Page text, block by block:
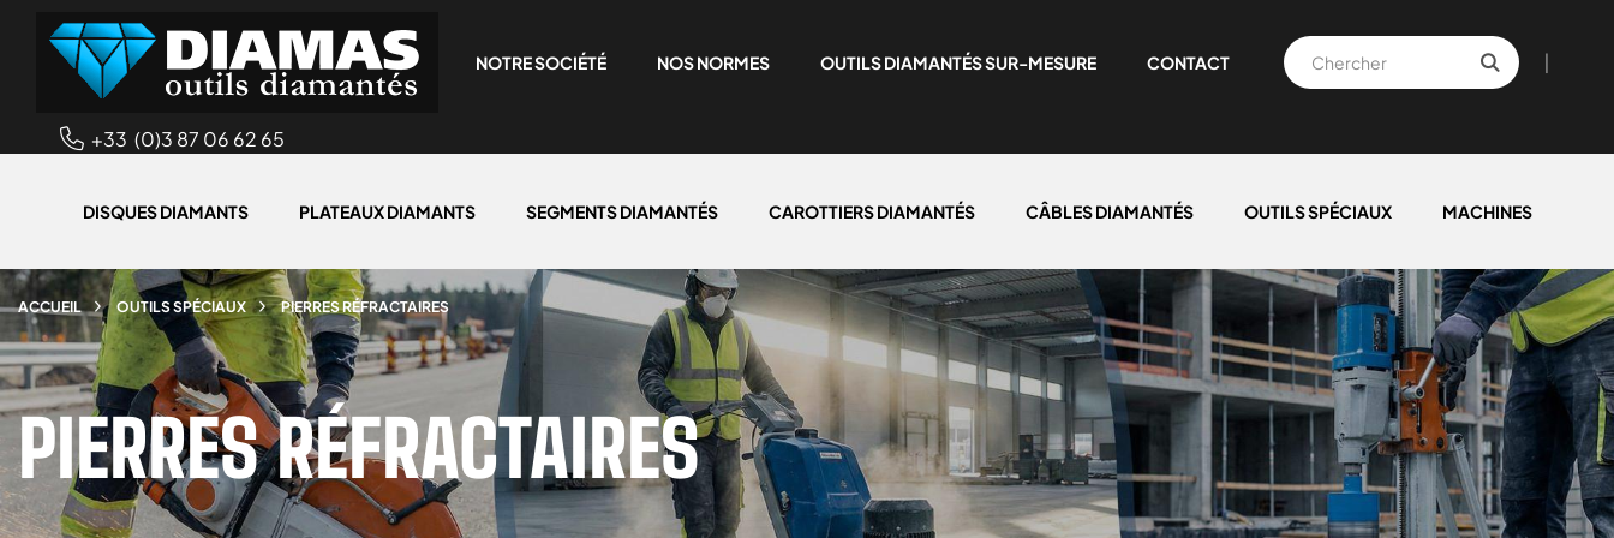
NOTRE SOCIÉTÉ NOS NORMES OUTILS DIAMANTÉS SUR-MESURE CONTACT |
+33 (0)3 87 06 62 65
DISQUES DIAMANTS PLATEAUX DIAMANTS SEGMENTS DIAMANTÉS CAROTTIERS DIAMANTÉS CÂBLES DIAMANTÉS OUTILS SPÉCIAUX MACHINES
ACCUEIL OUTILS SPÉCIAUX PIERRES RÉFRACTAIRES
PIERRES RÉFRACTAIRES